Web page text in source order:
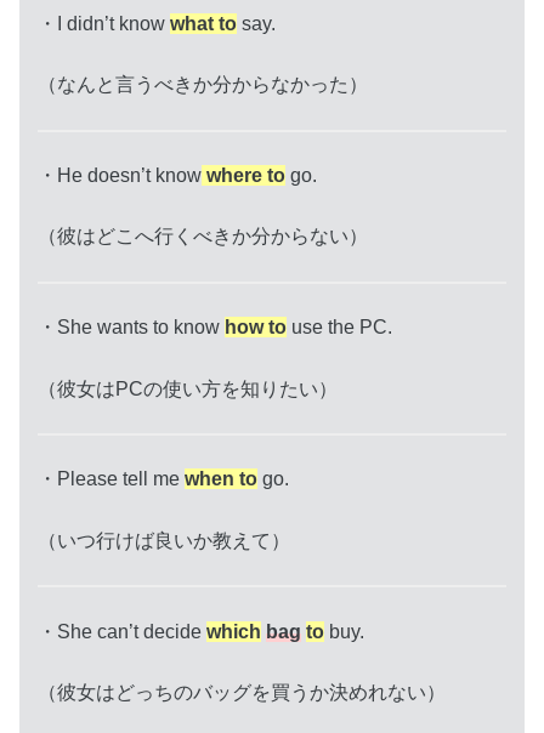
・I didn’t know what to say.
（なんと言うべきか分からなかった）
・He doesn’t know where to go.
（彼はどこへ行くべきか分からない）
・She wants to know how to use the PC.
（彼女はPCの使い方を知りたい）
・Please tell me when to go.
（いつ行けば良いか教えて）
・She can’t decide which bag to buy.
（彼女はどっちのバッグを買うか決めれない）